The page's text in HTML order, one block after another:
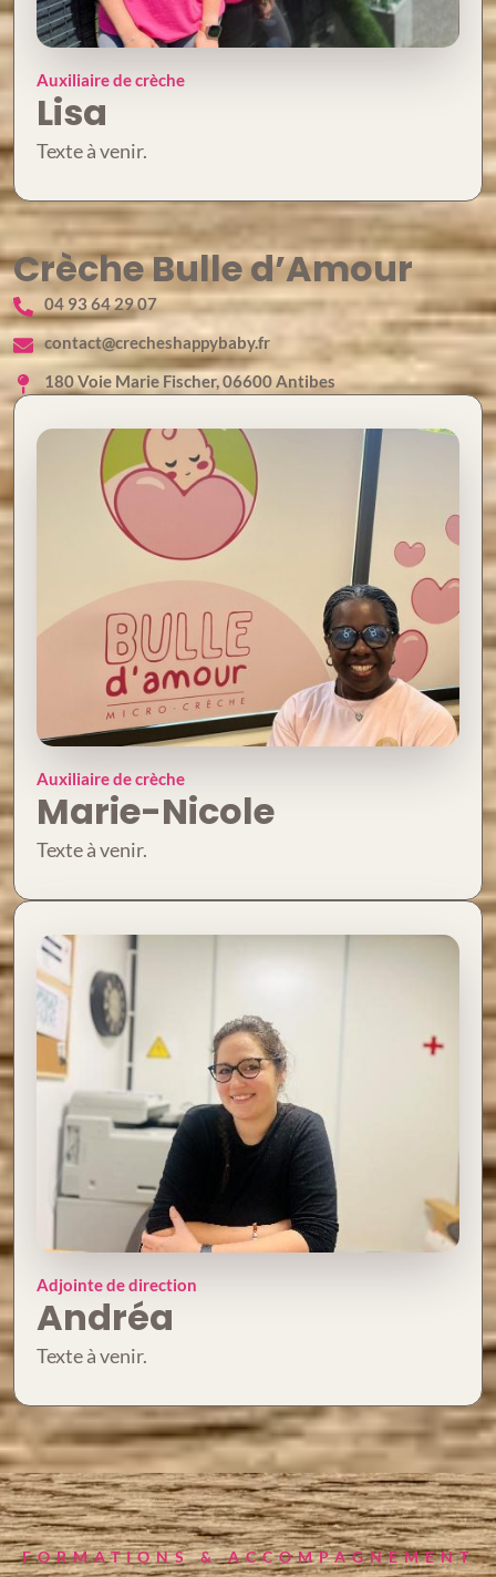
Auxiliaire de crèche
Lisa
Texte à venir.
Crèche Bulle d’Amour
04 93 64 29 07
contact@crecheshappybaby.fr
180 Voie Marie Fischer, 06600 Antibes
Auxiliaire de crèche
Marie-Nicole
Texte à venir.
Adjointe de direction
Andréa
Texte à venir.
FORMATIONS & ACCOMPAGNEMENT